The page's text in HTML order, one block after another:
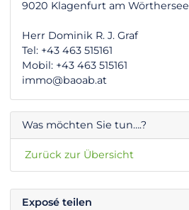
9020 Klagenfurt am Wörthersee
Herr Dominik R. J. Graf
Tel: +43 463 515161
Mobil: +43 463 515161
immo@baoab.at
Was möchten Sie tun….?
Zurück zur Übersicht
Exposé teilen